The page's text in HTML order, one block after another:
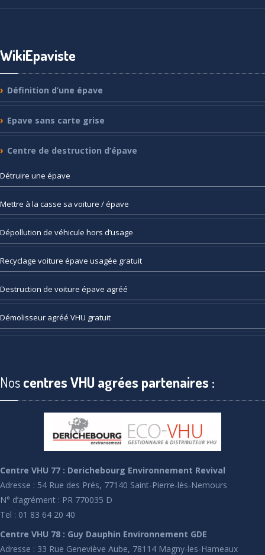
WikiEpaviste
Définition d’une épave
Epave sans carte grise
Centre de destruction d’épave
Détruire une épave
Mettre à la casse sa voiture / épave
Dépollution de véhicule hors d’usage
Recyclage voiture épave usagée gratuit
Destruction de voiture épave agréé
Démolisseur agréé VHU gratuit
Noscentres VHU agrées partenaires :
Centre VHU 77 : Derichebourg Environnement Revival
Adresse : 54 Rue des Prés, 77140 Saint-Pierre-lès-Nemours
N° d’agrément : PR 770035 D
Tel : 01 83 64 20 40
Centre VHU 78 : Guy Dauphin Environnement GDE
Adresse : 33 Rue Geneviève Aube, 78114 Magny-les-Hameaux